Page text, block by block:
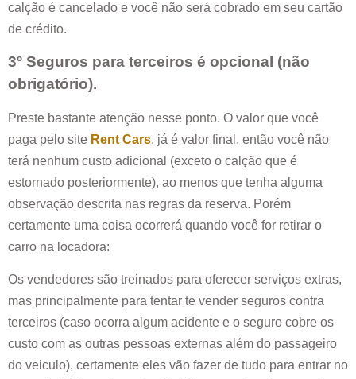
calção é cancelado e você não será cobrado em seu cartão
de crédito.
3º Seguros para terceiros é opcional (não
obrigatório).
Preste bastante atenção nesse ponto. O valor que você
paga pelo site Rent Cars, já é valor final, então você não
terá nenhum custo adicional (exceto o calção que é
estornado posteriormente), ao menos que tenha alguma
observação descrita nas regras da reserva. Porém
certamente uma coisa ocorrerá quando você for retirar o
carro na locadora:
Os vendedores são treinados para oferecer serviços extras,
mas principalmente para tentar te vender seguros contra
terceiros (caso ocorra algum acidente e o seguro cobre os
custo com as outras pessoas externas além do passageiro
do veiculo), certamente eles vão fazer de tudo para entrar no